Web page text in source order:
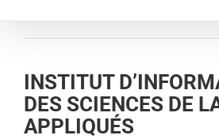
INSTITUT
DES SCIENCES DE
APPLIQUÉS